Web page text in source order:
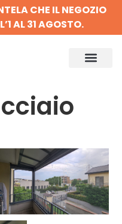
CHE IL NEGOZIO
AL 31 AGOSTO.